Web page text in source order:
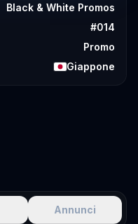
Black & White Promos
#014
Promo
Giappone
Annunci